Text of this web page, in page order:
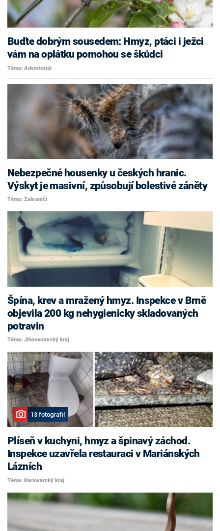
Buďte dobrým sousedem: Hmyz, ptáci i ježci
vám na oplátku pomohou se škůdci
Téma: Advertoriál
Nebezpečné housenky u českých hranic.
Výskyt je masivní, způsobují bolestivé záněty
Téma: Zahraničí
Špína, krev a mražený hmyz. Inspekce v Brně
objevila 200 kg nehygienicky skladovaných
potravin
Téma: Jihomoravský kraj
13 fotografií
Plíseň v kuchyni, hmyz a špinavý záchod.
Inspekce uzavřela restauraci v Mariánských
Lázních
Téma: Karlovarský kraj